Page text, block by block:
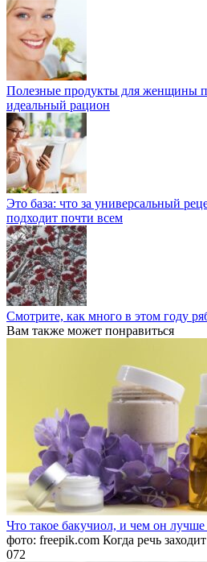
Полезные продукты для женщины
идеальный рацион
Это база: что за универсальный
подходит почти всем
Смотрите, как много в этом году
Вам также может понравиться
Что такое бакучиол, и чем он лучше
фото: freepik.com Когда речь
072